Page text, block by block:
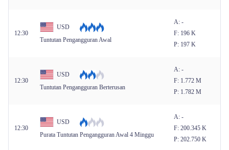
12:30
USD
Tuntutan Pengangguran Awal
A: -
F: 196 K
P: 197 K
12:30
USD
Tuntutan Pengangguran Berterusan
A: -
F: 1.772 M
P: 1.782 M
12:30
USD
Purata Tuntutan Pengangguran Awal 4 Minggu
A: -
F: 200.345 K
P: 202.750 K